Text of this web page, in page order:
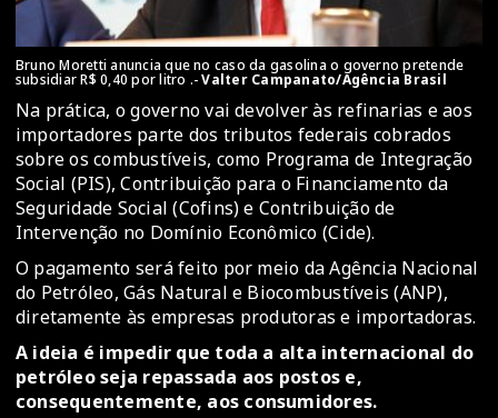
Bruno Moretti anuncia que no caso da gasolina o governo pretende
subsidiar R$ 0,40 por litro .-Valter Campanato/Agência Brasil
Na prática, o governo vai devolver às refinarias e aos
importadores parte dos tributos federais cobrados
sobre os combustíveis, como Programa de Integração
Social (PIS), Contribuição para o Financiamento da
Seguridade Social (Cofins) e Contribuição de
Intervenção no Domínio Econômico (Cide).
O pagamento será feito por meio da Agência Nacional
do Petróleo, Gás Natural e Biocombustíveis (ANP),
diretamente às empresas produtoras e importadoras.
A ideia é impedir que toda a alta internacional do
petróleo seja repassada aos postos e,
consequentemente, aos consumidores.